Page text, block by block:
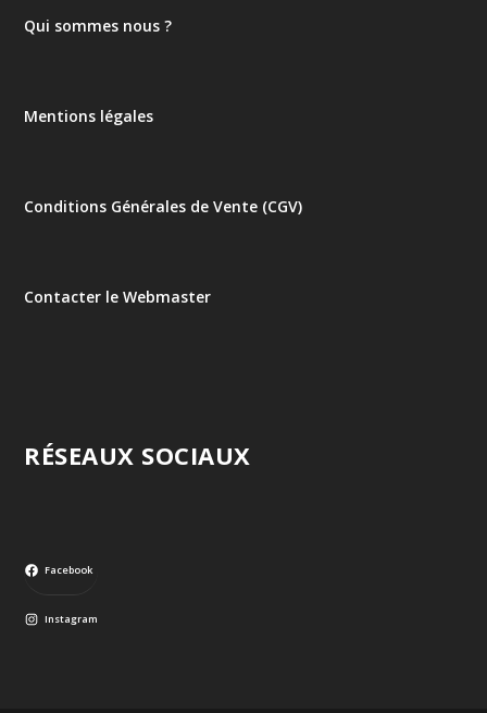
Qui sommes nous ?
Mentions légales
Conditions Générales de Vente (CGV)
Contacter le Webmaster
RÉSEAUX SOCIAUX
Facebook
Instagram